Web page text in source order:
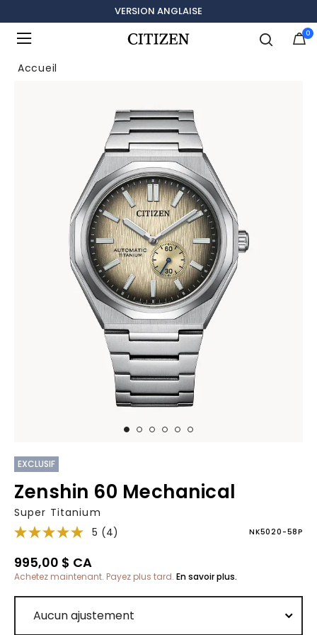
VERSION ANGLAISE
0
Accueil
EXCLUSIF
Zenshin 60 Mechanical
Super Titanium
5 (4) NK5020-58P
995,00 $ CA
Achetez maintenant. Payez plus tard. En savoir plus.